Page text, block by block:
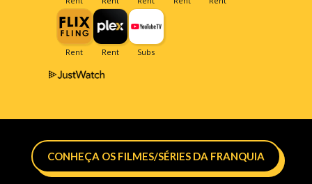
CONHEÇA OS FILMES/SÉRIES DA FRANQUIA